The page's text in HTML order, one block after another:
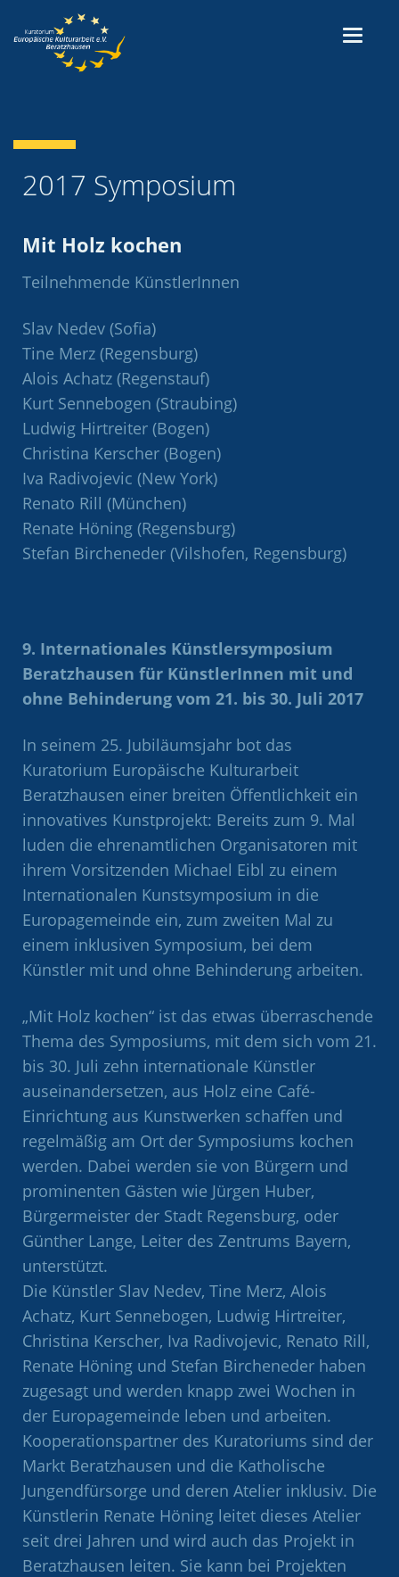
2017 Symposium
Mit Holz kochen
Teilnehmende KünstlerInnen
Slav Nedev (Sofia)
Tine Merz (Regensburg)
Alois Achatz (Regenstauf)
Kurt Sennebogen (Straubing)
Ludwig Hirtreiter (Bogen)
Christina Kerscher (Bogen)
Iva Radivojevic (New York)
Renato Rill (München)
Renate Höning (Regensburg)
Stefan Bircheneder (Vilshofen, Regensburg)
9. Internationales Künstlersymposium
Beratzhausen für KünstlerInnen mit und
ohne Behinderung vom 21. bis 30. Juli 2017
In seinem 25. Jubiläumsjahr bot das
Kuratorium Europäische Kulturarbeit
Beratzhausen einer breiten Öffentlichkeit ein
innovatives Kunstprojekt: Bereits zum 9. Mal
luden die ehrenamtlichen Organisatoren mit
ihrem Vorsitzenden Michael Eibl zu einem
Internationalen Kunstsymposium in die
Europagemeinde ein, zum zweiten Mal zu
einem inklusiven Symposium, bei dem
Künstler mit und ohne Behinderung arbeiten.
„Mit Holz kochen“ ist das etwas überraschende
Thema des Symposiums, mit dem sich vom 21.
bis 30. Juli zehn internationale Künstler
auseinandersetzen, aus Holz eine Café-
Einrichtung aus Kunstwerken schaffen und
regelmäßig am Ort der Symposiums kochen
werden. Dabei werden sie von Bürgern und
prominenten Gästen wie Jürgen Huber,
Bürgermeister der Stadt Regensburg, oder
Günther Lange, Leiter des Zentrums Bayern,
unterstützt.
Die Künstler Slav Nedev, Tine Merz, Alois
Achatz, Kurt Sennebogen, Ludwig Hirtreiter,
Christina Kerscher, Iva Radivojevic, Renato Rill,
Renate Höning und Stefan Bircheneder haben
zugesagt und werden knapp zwei Wochen in
der Europagemeinde leben und arbeiten.
Kooperationspartner des Kuratoriums sind der
Markt Beratzhausen und die Katholische
Jungendfürsorge und deren Atelier inklusiv. Die
Künstlerin Renate Höning leitet dieses Atelier
seit drei Jahren und wird auch das Projekt in
Beratzhausen leiten. Sie kann bei Projekten